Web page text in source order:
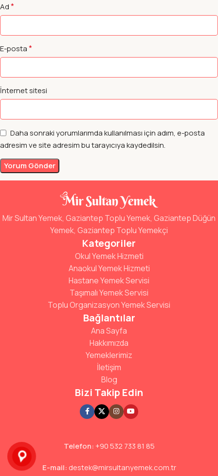
Ad*
E-posta*
İnternet sitesi
Daha sonraki yorumlarımda kullanılması için adım, e-posta
adresim ve site adresim bu tarayıcıya kaydedilsin.
Mir Sultan Yemek, Gaziantep Toplu Yemek, Gaziantep Düğün
Yemek, Gaziantep Toplu Yemekçi
Kategoriler
Okul Yemek Hizmeti
Anaokul Yemek Hizmeti
Hastane Yemek Servisi
Taşımalı Yemek Servisi
Toplu Organizasyon Yemek Servisi
Bağlantılar
Ana Sayfa
Hakkımızda
Yemeklerimiz
İletişim
Blog
Bizi Takip Edin
Telefon: +90 532 733 81 85
E-mail: destek@mirsultanyemek.com.tr